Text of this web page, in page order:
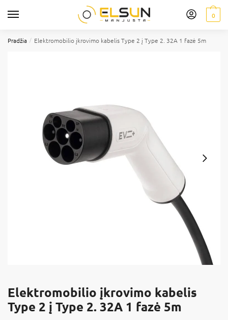
0
Pradžia / Elektromobilio įkrovimo kabelis Type 2 į Type 2. 32A 1 fazė 5m
Elektromobilio įkrovimo kabelis
Type 2 į Type 2. 32A 1 fazė 5m